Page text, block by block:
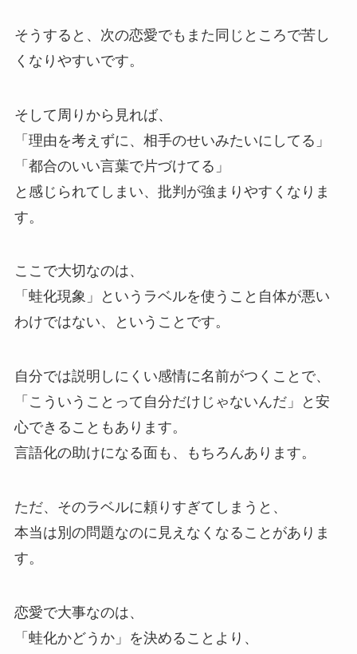
そうすると、次の恋愛でもまた同じところで苦し
くなりやすいです。
そして周りから見れば、
「理由を考えずに、相手のせいみたいにしてる」
「都合のいい言葉で片づけてる」
と感じられてしまい、批判が強まりやすくなりま
す。
ここで大切なのは、
「蛙化現象」というラベルを使うこと自体が悪い
わけではない、ということです。
自分では説明しにくい感情に名前がつくことで、
「こういうことって自分だけじゃないんだ」と安
心できることもあります。
言語化の助けになる面も、もちろんあります。
ただ、そのラベルに頼りすぎてしまうと、
本当は別の問題なのに見えなくなることがありま
す。
恋愛で大事なのは、
「蛙化かどうか」を決めることより、